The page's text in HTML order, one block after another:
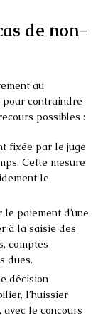
de non-
au
pour contraindre
possibles :
fixée par le juge
Cette mesure
le
paiement d’une
à la saisie des
comptes
dues.
décision
l’huissier
le concours